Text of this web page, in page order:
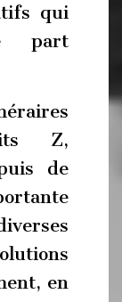
qui
part
Z,
de
en